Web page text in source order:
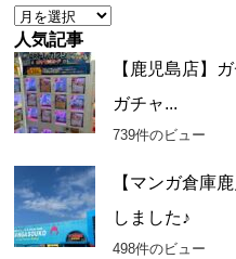
ア
ー
カ
イ
ブ
人気記事
【鹿児島店】
ガチャ...
739件のビュー
【マンガ倉庫
しました♪
498件のビュー